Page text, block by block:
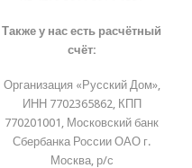
Также у нас есть расчётный
счёт:
Организация «Русский Дом»,
ИНН 7702365862, КПП
770201001, Московский банк
Сбербанка России ОАО г.
Москва, р/с